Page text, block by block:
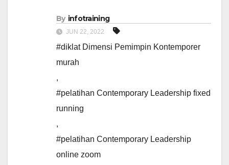
By infotraining
JUN 22, 2022
#diklat Dimensi Pemimpin Kontemporer
murah
,
#pelatihan Contemporary Leadership fixed
running
,
#pelatihan Contemporary Leadership
online zoom